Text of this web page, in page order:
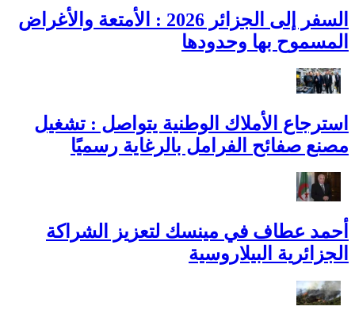
السفر إلى الجزائر 2026 : الأمتعة والأغراض
المسموح بها وحدودها
استرجاع الأملاك الوطنية يتواصل : تشغيل
مصنع صفائح الفرامل بالرغاية رسميًا
أحمد عطاف في مينسك لتعزيز الشراكة
الجزائرية البيلاروسية